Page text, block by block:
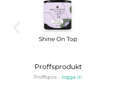
Shine On Top
Proffsprodukt
Proffspris - logga in